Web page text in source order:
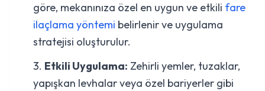
göre, mekanınıza özel en uygun ve etkili fare
ilaçlama yöntemi belirlenir ve uygulama
stratejisi oluşturulur.
Etkili Uygulama: Zehirli yemler, tuzaklar,
yapışkan levhalar veya özel bariyerler gibi